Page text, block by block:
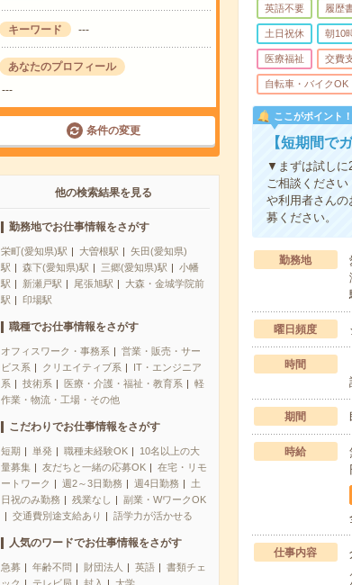
キーワード ---
あなたのプロフィール
---
条件の変更
他の検索結果を見る
勤務地でお仕事情報をさがす
栄町(愛知県)駅 大曽根駅
矢田(愛知県)
駅
森下(愛知県)駅 三郷(愛知県)駅
小幡
駅
新瀬戸駅 尾張旭駅
大森・金城学院前
駅
印場駅
職種でお仕事情報をさがす
オフィスワーク・事務系
営業・販売・サー
ビス系
クリエイティブ系
IT・エンジニア
系
技術系 医療・介護・福祉・教育系
軽
作業・物流・工場・その他
こだわりでお仕事情報をさがす
短期 単発 職種未経験OK
10名以上の大
量募集
友だちと一緒の応募OK
在宅・リモ
ートワーク
週2～3日勤務 週4日勤務
土
日祝のみ勤務
残業なし
副業・WワークOK
交通費別途支給あり
語学力が活かせる
人気のワードでお仕事情報をさがす
急募 年齢不問 財団法人 英語
書類チェ
英語不要 履歴
土日祝休 朝10
医療福祉 交費
自転車・バイクOK
ここがポイント！
【短期間で
▼まずは試しに
ご相談くださ
や利用者さん
募ください。
勤務地
曜日頻度
時間
期間
時給
仕事内容